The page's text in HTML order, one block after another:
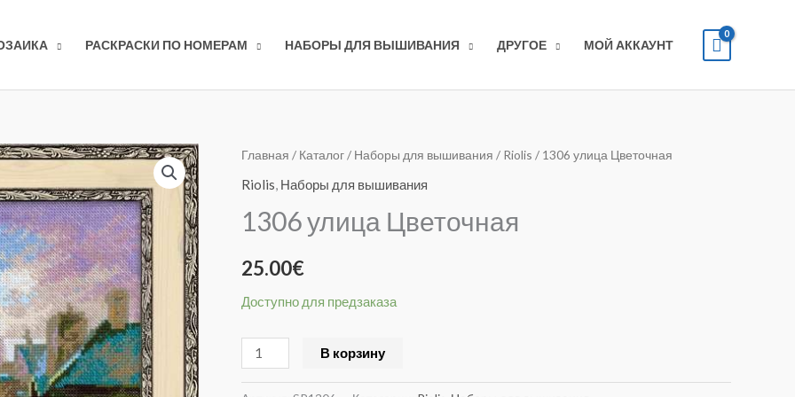
РАСКРАСКИ ПО НОМЕРАМ НАБОРЫ ДЛЯ ВЫШИВАНИЯ ДРУГОЕ МОЙ АККАУНТ
Главная / Каталог/ Наборы для вышивания / Riolis / 1306 улица Цветочная
Riolis, Наборы для вышивания
1306 улица Цветочная
25.00€
Доступно для предзаказа
Количество
товара
улица
В корзину